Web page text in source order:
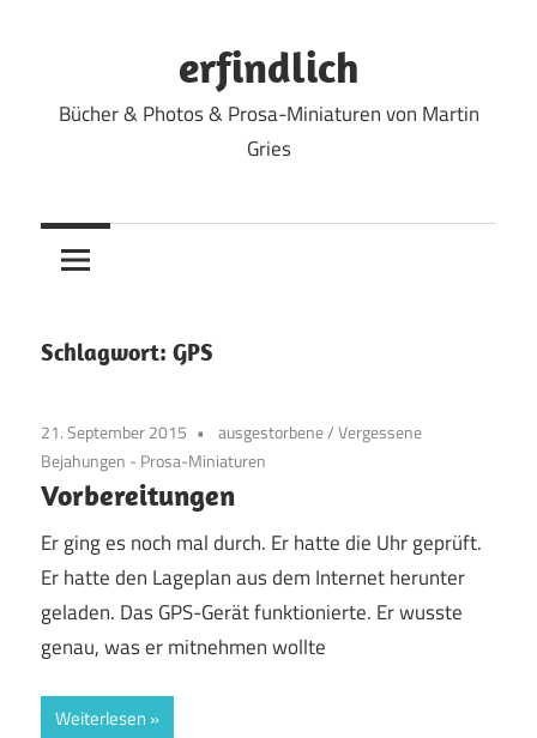
erfindlich
Bücher & Photos & Prosa-Miniaturen von Martin
Gries
Schlagwort: GPS
21. September 2015 ausgestorbene/Vergessene
Bejahungen - Prosa-Miniaturen
Vorbereitungen
Er ging es noch mal durch. Er hatte die Uhr geprüft.
Er hatte den Lageplan aus dem Internet herunter
geladen. Das GPS-Gerät funktionierte. Er wusste
genau, was er mitnehmen wollte
Weiterlesen